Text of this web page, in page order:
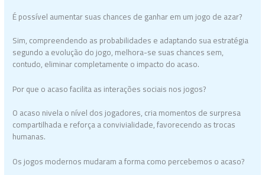
É possível aumentar suas chances de ganhar em um jogo de azar?
Sim, compreendendo as probabilidades e adaptando sua estratégia
segundo a evolução do jogo, melhora-se suas chances sem,
contudo, eliminar completamente o impacto do acaso.
Por que o acaso facilita as interações sociais nos jogos?
O acaso nivela o nível dos jogadores, cria momentos de surpresa
compartilhada e reforça a convivialidade, favorecendo as trocas
humanas.
Os jogos modernos mudaram a forma como percebemos o acaso?